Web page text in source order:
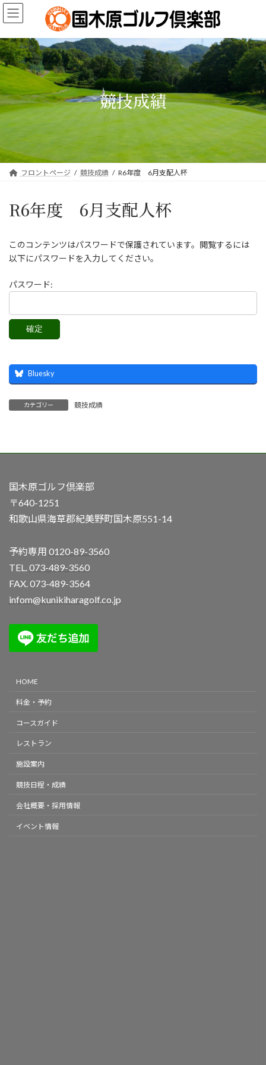
コ
ン
ン
ツ
へ
キ
ッ
プ
ナ
ビ
ー
シ
ョ
に
移
動
競技成績
フロントページ 競技成績 R6年度 6月支配人杯
R6年度 6月支配人杯
このコンテンツはパスワードで保護されています。閲覧するには
以下にパスワードを入力してください。
パスワード:
Bluesky
カテゴリー 競技成績
国木原ゴルフ倶楽部
〒640-1251
和歌山県海草郡紀美野町国木原551-14
予約専用 0120-89-3560
TEL.073-489-3560
FAX. 073-489-3564
infom@kunikiharagolf.co.jp
HOME
料金・予約
コースガイド
レストラン
施設案内
競技日程・成績
会社概要・採用情報
イベント情報